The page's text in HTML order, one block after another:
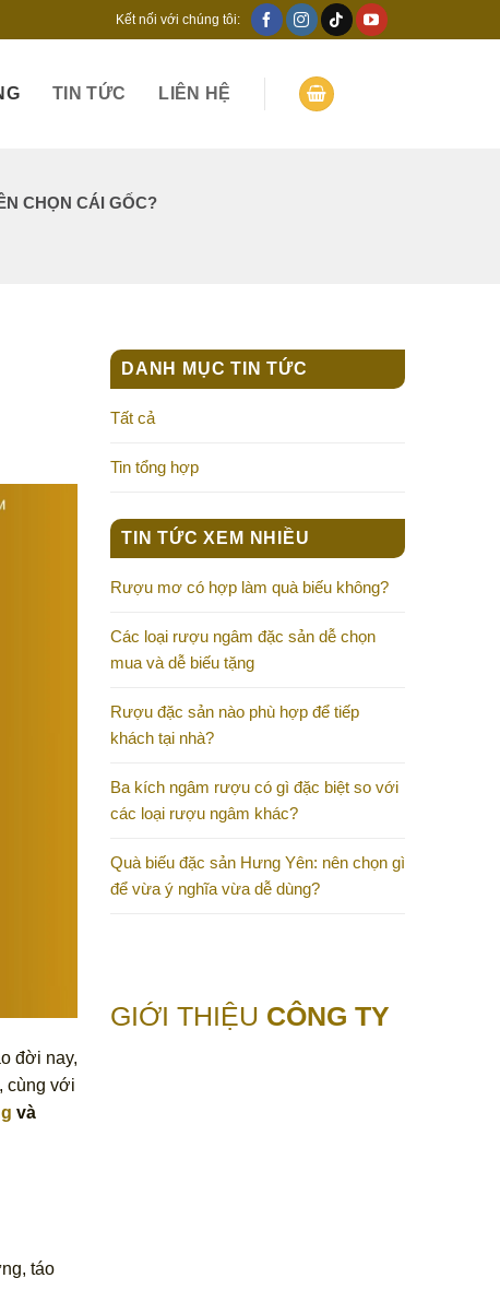
Kết nối với chúng tôi:
TIN TỨC LIÊN HỆ
CHỌN CÁI GỐC?
đời nay,
cùng với
và
táo
DANH MỤC TIN TỨC
Tất cả
Tin tổng hợp
TIN TỨC XEM NHIỀU
Rượu mơ có hợp làm quà biếu không?
Các loại rượu ngâm đặc sản dễ chọn
mua và dễ biếu tặng
Rượu đặc sản nào phù hợp để tiếp
khách tại nhà?
Ba kích ngâm rượu có gì đặc biệt so với
các loại rượu ngâm khác?
Quà biếu đặc sản Hưng Yên: nên chọn gì
để vừa ý nghĩa vừa dễ dùng?
GIỚI THIỆU CÔNG TY